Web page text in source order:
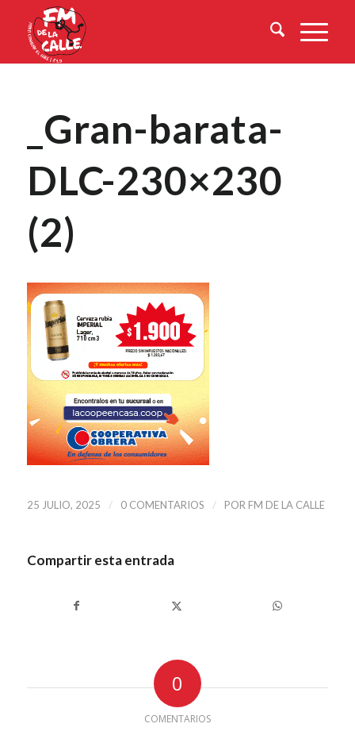
_Gran-barata-
DLC-230×230
(2)
25 JULIO, 2025 / 0 COMENTARIOS / POR FM DE LA CALLE
Compartir esta entrada
0
COMENTARIOS